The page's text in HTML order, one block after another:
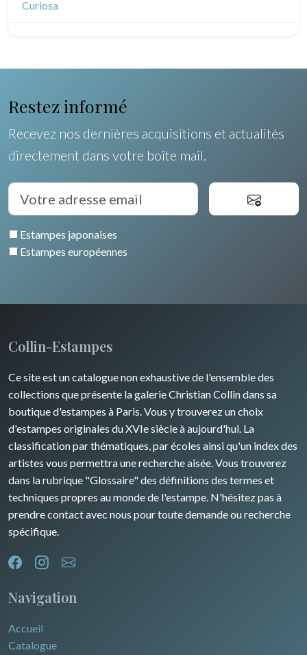
Curiosa
Restez informé
Recevez nos dernières acquisitions et actualités
directement dans votre boîte mail.
Estampes japonaises
Estampes européennes
Collin-Estampes
Ce site est un catalogue non exhaustive de l'ensemble des
collections que présente la galerie Christian Collin dans sa
boutique d'estampes à Paris. Vous y trouverez un choix
d'estampes originales du XVIe siècle à aujourd'hui. La
classification par thématiques, par écoles ainsi qu'un index des
artistes vous permettra une recherche aisée. Vous trouverez
dans la rubrique "Glossaire" des définitions des termes et
techniques propres au monde de l'estampe. N'hésitez pas à
prendre contact avec nous pour toute demande ou recherche
spécifique.
Navigation
Accueil
Catalogue